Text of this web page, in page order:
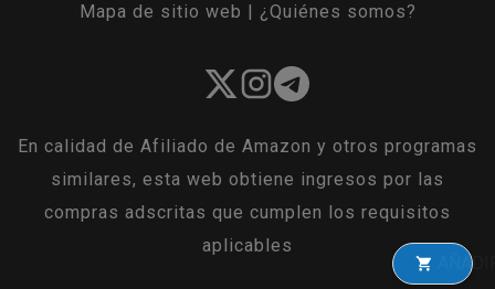
AÑADIR A
Mapa de sitio web
¿Quiénes somos?
En calidad de Afiliado de Amazon y otros programas
similares, esta web obtiene ingresos por las
compras adscritas que cumplen los requisitos
aplicables